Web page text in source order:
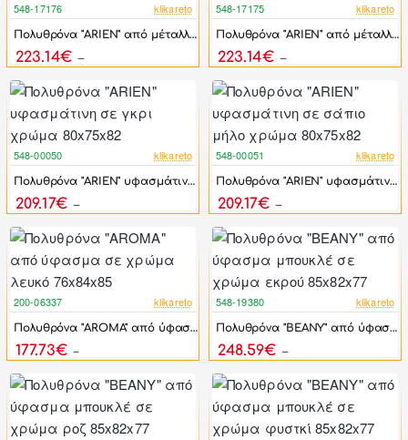
-44%
548-17176 klikareto
Πολυθρόνα "ARIEN" από μέταλλο/ύφασμα σε χρώμα ασημί/φυστικί 78x75x84
223.14€
-44%
548-17175 klikareto
Πολυθρόνα "ARIEN" από μέταλλο/ύφασμα σε χρώμα χρυσό/σάπιο μήλο 78x75x84
223.14€
-44%
548-00050 klikareto
Πολυθρόνα "ARIEN" υφασμάτινη σε γκρι χρώμα 80x75x82
209.17€
-44%
548-00051 klikareto
Πολυθρόνα "ARIEN" υφασμάτινη σε σάπιο μήλο χρώμα 80x75x82
209.17€
-46%
200-06337 klikareto
Πολυθρόνα "AROMA" από ύφασμα σε χρώμα λευκό 76x84x85
177.73€
-44%
548-19380 klikareto
Πολυθρόνα "BEANY" από ύφασμα μπουκλέ σε χρώμα εκρού 85x82x77
248.59€